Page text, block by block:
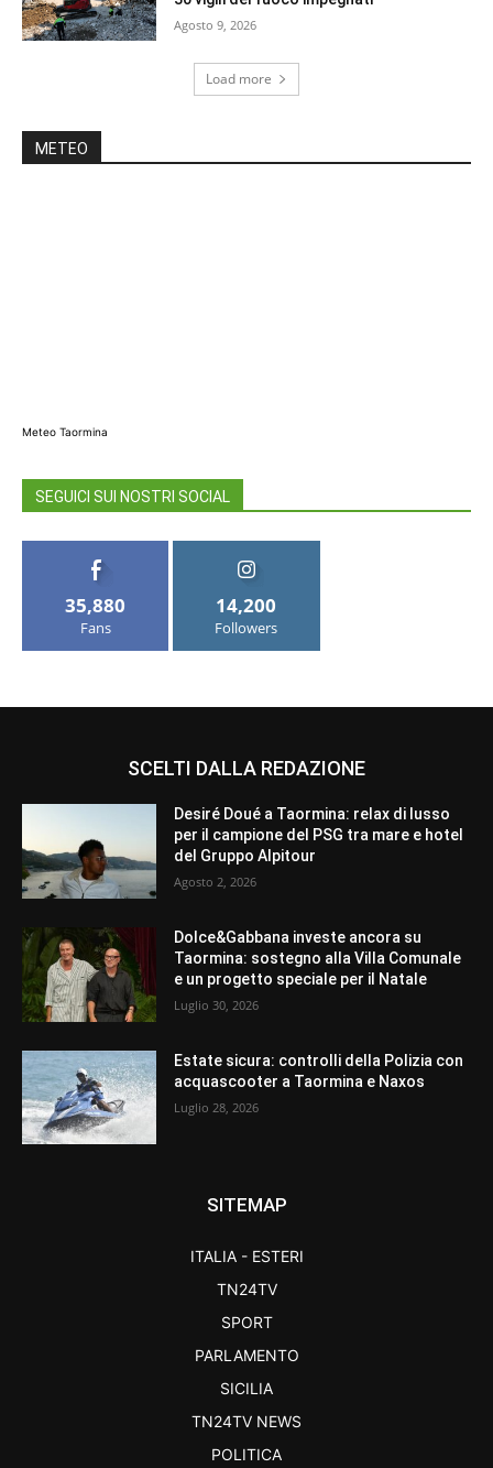
Agosto 9, 2026
Load more
METEO
Meteo Taormina
SEGUICI SUI NOSTRI SOCIAL
35,880
Fans
14,200
Followers
SCELTI DALLA REDAZIONE
Desiré Doué a Taormina: relax di lusso
per il campione del PSG tra mare e hotel
del Gruppo Alpitour
Agosto 2, 2026
Dolce&Gabbana investe ancora su
Taormina: sostegno alla Villa Comunale
e un progetto speciale per il Natale
Luglio 30, 2026
Estate sicura: controlli della Polizia con
acquascooter a Taormina e Naxos
Luglio 28, 2026
SITEMAP
ITALIA - ESTERI
TN24TV
SPORT
PARLAMENTO
SICILIA
TN24TV NEWS
POLITICA